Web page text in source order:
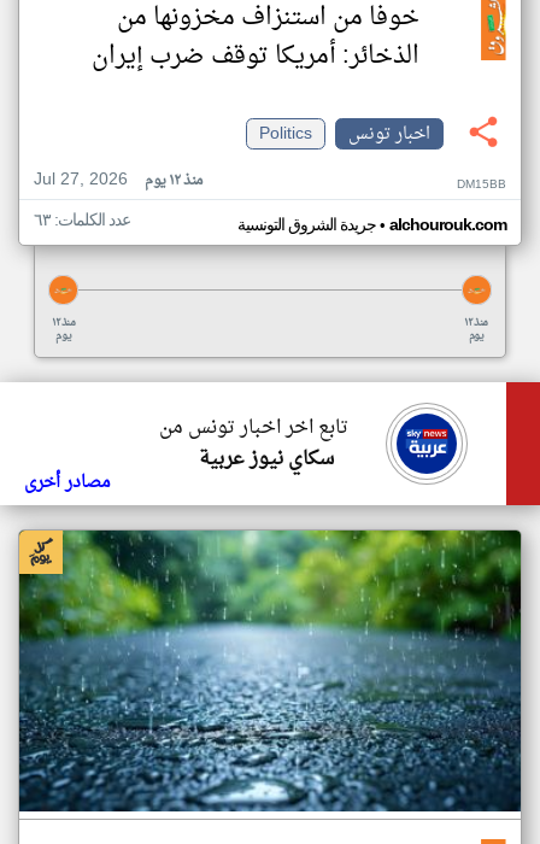
خوفا من استنزاف مخزونها من
الذخائر: أمريكا توقف ضرب إيران
اخبار تونس
Politics
Jul 27, 2026
منذ ١٢ يوم DM15BB
جريدة الشروق التونسية• alchourouk.com عدد الكلمات: ٦٣
منذ ١٢
يوم
منذ ١٢
يوم
تابع اخر اخبار تونس من
سكاي نيوز عربية
مصادر أخرى